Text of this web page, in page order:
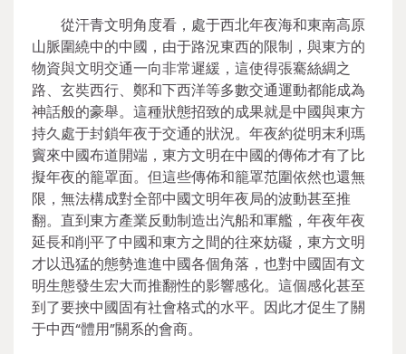
從汗青文明角度看，處于西北年夜海和東南高原
山脈圍繞中的中國，由于路況東西的限制，與東方的
物資與文明交通一向非常遲緩，這使得張騫絲綢之
路、玄奘西行、鄭和下西洋等多數交通運動都能成為
神話般的豪舉。這種狀態招致的成果就是中國與東方
持久處于封鎖年夜于交通的狀況。年夜約從明末利瑪
竇來中國布道開端，東方文明在中國的傳佈才有了比
擬年夜的籠罩面。但這些傳佈和籠罩范圍依然也還無
限，無法構成對全部中國文明年夜局的波動甚至推
翻。直到東方產業反動制造出汽船和軍艦，年夜年夜
延長和削平了中國和東方之間的往來妨礙，東方文明
才以迅猛的態勢進進中國各個角落，也對中國固有文
明生態發生宏大而推翻性的影響感化。這個感化甚至
到了要挾中國固有社會格式的水平。因此才促生了關
于中西“體用”關系的會商。